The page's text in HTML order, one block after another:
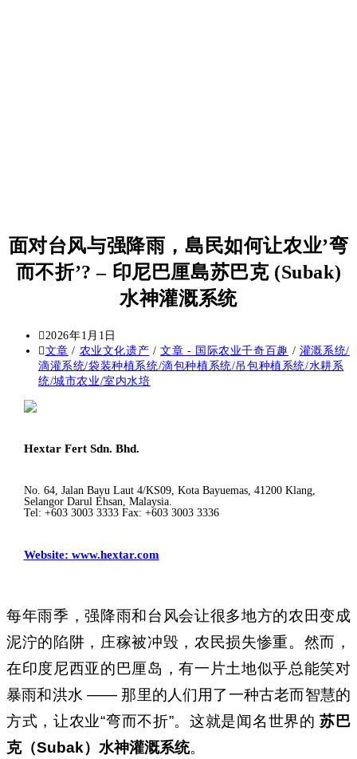
面对台风与强降雨，島民如何让农业’弯
而不折’? – 印尼巴厘島苏巴克 (Subak)
水神灌溉系统
2026年1月1日
文章 / 农业文化遗产 / 文章 - 国际农业千奇百趣 / 灌溉系统/
滴灌系统/袋装种植系统/滴包种植系统/吊包种植系统/水耕系
统/城市农业/室内水培
Hextar Fert Sdn. Bhd.
No. 64, Jalan Bayu Laut 4/KS09, Kota Bayuemas, 41200 Klang,
Selangor Darul Ehsan, Malaysia.
Tel: +603 3003 3333 Fax: +603 3003 3336
Website: www.hextar.com
每年雨季，强降雨和台风会让很多地方的农田变成
泥泞的陷阱，庄稼被冲毁，农民损失惨重。然而，
在印度尼西亚的巴厘岛，有一片土地似乎总能笑对
暴雨和洪水 —— 那里的人们用了一种古老而智慧的
方式，让农业“弯而不折”。这就是闻名世界的苏巴
克（Subak）水神灌溉系统。